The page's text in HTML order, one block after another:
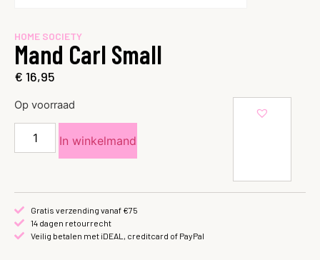
HOME SOCIETY
Mand Carl Small
€ 16,95
Op voorraad
In winkelmand
Gratis verzending vanaf €75
14 dagen retourrecht
Veilig betalen met iDEAL, creditcard of PayPal